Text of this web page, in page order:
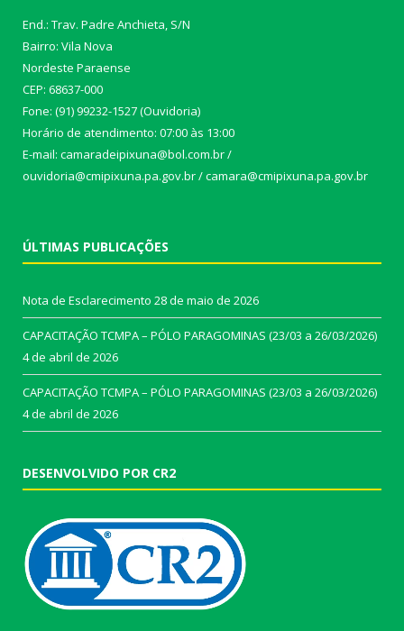
End.: Trav. Padre Anchieta, S/N
Bairro: Vila Nova
Nordeste Paraense
CEP: 68637-000
Fone: (91) 99232-1527 (Ouvidoria)
Horário de atendimento: 07:00 às 13:00
E-mail: camaradeipixuna@bol.com.br /
ouvidoria@cmipixuna.pa.gov.br / camara@cmipixuna.pa.gov.br
ÚLTIMAS PUBLICAÇÕES
Nota de Esclarecimento 28 de maio de 2026
CAPACITAÇÃO TCMPA – PÓLO PARAGOMINAS (23/03 a 26/03/2026)
4 de abril de 2026
CAPACITAÇÃO TCMPA – PÓLO PARAGOMINAS (23/03 a 26/03/2026)
4 de abril de 2026
DESENVOLVIDO POR CR2